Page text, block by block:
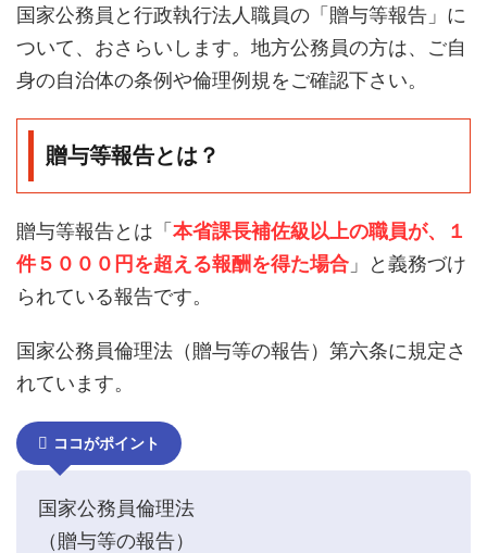
国家公務員と行政執行法人職員の「贈与等報告」に
ついて、おさらいします。地方公務員の方は、ご自
身の自治体の条例や倫理例規をご確認下さい。
贈与等報告とは？
贈与等報告とは「 本省課長補佐級以上の職員が、１
件５０００円を超える報酬を得た場合 」と義務づけ
られている報告です。
国家公務員倫理法（贈与等の報告）第六条に規定さ
れています。
ココがポイント
国家公務員倫理法
（贈与等の報告）